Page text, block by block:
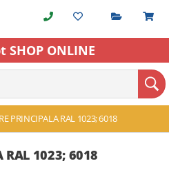
SHOP ONLINE
PRINCIPALA RAL 1023; 6018
RAL 1023; 6018